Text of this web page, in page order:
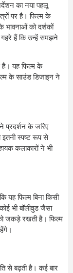
का नया पहलू
पर है। फिल्म के
भावनाओं को दर्शकों
हैं कि उन्हें समझने
है। यह फिल्म के
के साउंड डिजाइन ने
प्रदर्शन के जरिए
इतनी स्पष्ट रूप से
कलाकारों ने भी
यह फिल्म बिना किसी
भी बॉलीवुड जैसा
जकड़े रखती है। फिल्म
से बढ़ती है। कई बार